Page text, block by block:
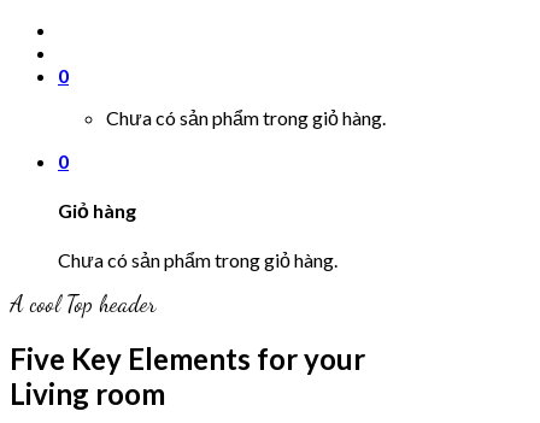
0
Chưa có sản phẩm trong giỏ hàng.
0
Giỏ hàng
Chưa có sản phẩm trong giỏ hàng.
A cool Top header
Five Key Elements for your
Living room